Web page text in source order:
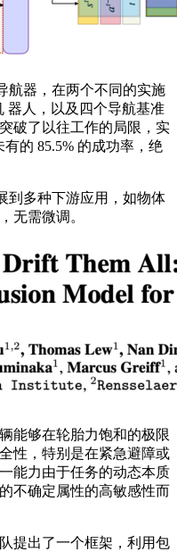
器，在两个不同的实施
器人，以及四个导航基准
破了以往工作的局限，实
的 85.5% 的成功率，绝
多种下游应用，如物体
无需微调。
够在轮胎力饱和的极限
性，特别是在紧急避障或
能力由于任务的动态本质
不确定属性的高敏感性而
出了一个框架，利用包